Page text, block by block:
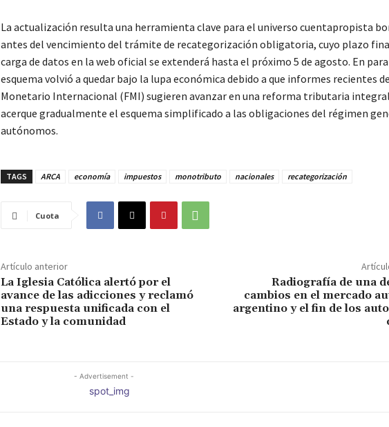
La actualización resulta una herramienta clave para el universo cuentapropista
antes del vencimiento del trámite de recategorización obligatoria, cuyo plazo
carga de datos en la web oficial se extenderá hasta el próximo 5 de agosto. En
esquema volvió a quedar bajo la lupa económica debido a que informes recientes
Monetario Internacional (FMI) sugieren avanzar en una reforma tributaria
acerque gradualmente el esquema simplificado a las obligaciones del régimen
autónomos.
TAGS ARCA economía impuestos monotributo nacionales recategorización
Cuota
Artículo anterior
La Iglesia Católica alertó por el
avance de las adicciones y reclamó
una respuesta unificada con el
Estado y la comunidad
Radiografía de una
cambios en el mercado
argentino y el fin de los
- Advertisement -